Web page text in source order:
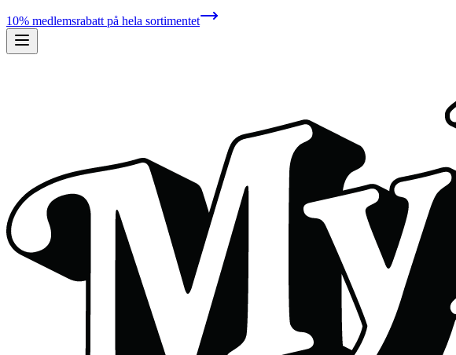
10% medlemsrabatt på hela sortimentet